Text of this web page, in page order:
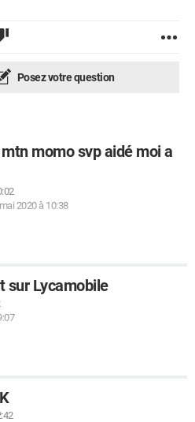
Posez votre question
momo svp aidé moi a
2020 à 10:38
sur Lycamobile